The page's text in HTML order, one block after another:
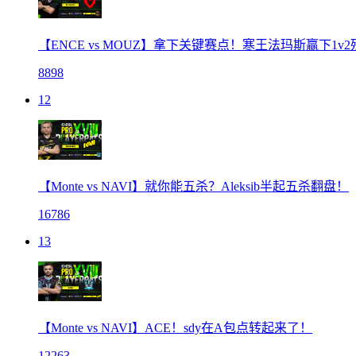
【ENCE vs MOUZ】拿下关键赛点！寒王法玛斯赢下1v2
8898
12
【Monte vs NAVI】就你能五杀？Aleksib半起五杀翻盘！
16786
13
【Monte vs NAVI】ACE！sdy在A包点转起来了！